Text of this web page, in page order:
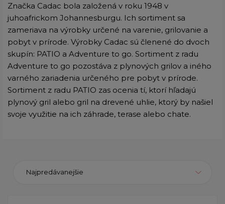
Značka Cadac bola založená v roku 1948 v
juhoafrickom Johannesburgu. Ich sortiment sa
zameriava na výrobky určené na varenie, grilovanie a
pobyt v prírode. Výrobky Cadac sú členené do dvoch
skupín: PATIO a Adventure to go. Sortiment z radu
Adventure to go pozostáva z plynových grilov a iného
varného zariadenia určeného pre pobyt v prírode.
Sortiment z radu PATIO zas ocenia tí, ktorí hľadajú
plynový gril alebo gril na drevené uhlie, ktorý by našiel
svoje využitie na ich záhrade, terase alebo chate.
Najpredávanejšie